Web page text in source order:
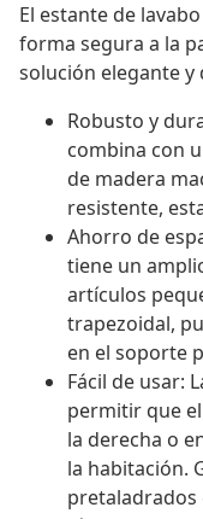
El estante de
forma segura a la
solución elegante
Robusto y
combina con
de madera
resistente,
Ahorro de
tiene un
artículos
trapezoidal,
en el soporte
Fácil de usar:
permitir que
la derecha o
la habitación.
pretaladrados